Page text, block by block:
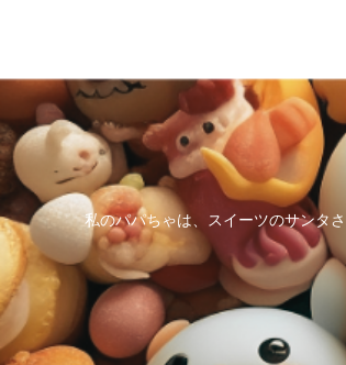
私のパパちゃは、スイーツのサンタ